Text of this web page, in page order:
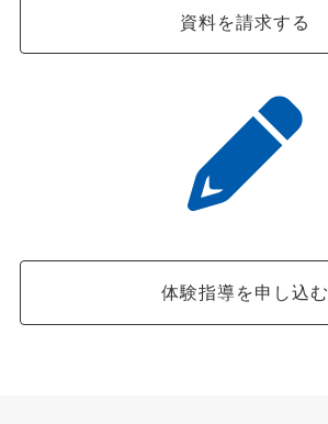
資料を請求する
体験指導を申し込む